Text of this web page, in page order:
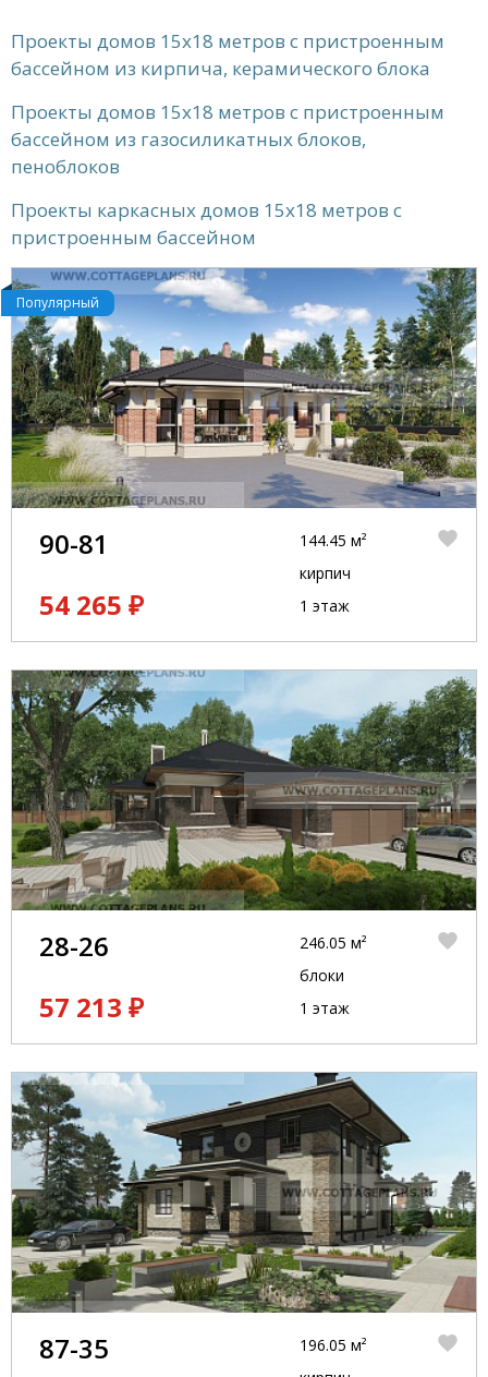
Проекты домов 15x18 метров с пристроенным
бассейном из кирпича, керамического блока
Проекты домов 15x18 метров с пристроенным
бассейном из газосиликатных блоков,
пеноблоков
Проекты каркасных домов 15x18 метров с
пристроенным бассейном
Популярный
90-81
54 265 ₽
144.45 м²
кирпич
1 этаж
28-26
57 213 ₽
246.05 м²
блоки
1 этаж
87-35
196.05 м²